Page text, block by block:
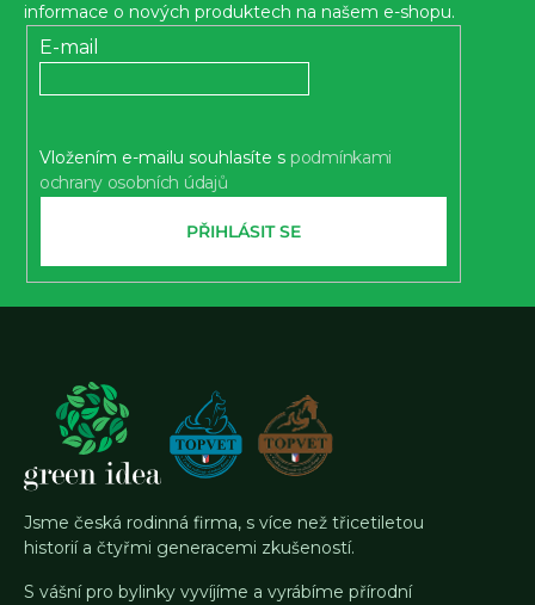
informace o nových produktech na našem e-shopu.
E-mail
Vložením e-mailu souhlasíte s podmínkami
ochrany osobních údajů
PŘIHLÁSIT SE
Jsme česká rodinná firma, s více než třicetiletou
historií a čtyřmi generacemi zkušeností.
S vášní pro bylinky vyvíjíme a vyrábíme přírodní